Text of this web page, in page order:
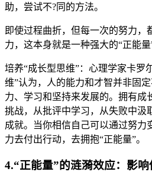
助，尝试不?同的方法。
即使过程曲折，但每一次的努力，
力，这本身就是一种强大的“正能量
培养“成长型思维”：心理学家卡罗
维”认为，人的能力和才智并非固
力、学习和坚持来发展的。拥有成
挑战，从批评中学习，从失败中汲
成就。当你相信自己可以通过努力
力去付出行动，去拥抱“正能量”。
4.“正能量”的涟漪效应：影